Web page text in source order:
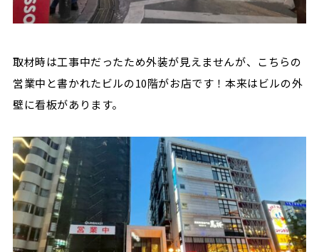
取材時は工事中だったため外装が見えませんが、こちらの
営業中と書かれたビルの10階がお店です！本来はビルの外
壁に看板があります。